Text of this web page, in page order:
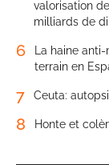
valorisation
milliards de
6
La haine
terrain en
7 Ceuta:
8 Honte et